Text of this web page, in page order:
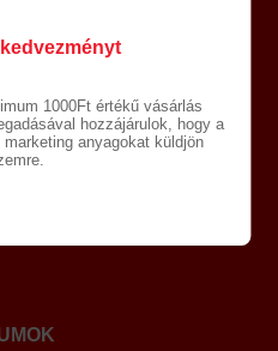
1000Ft értékű vásárlás
hozzájárulok, hogy a
anyagokat küldjön